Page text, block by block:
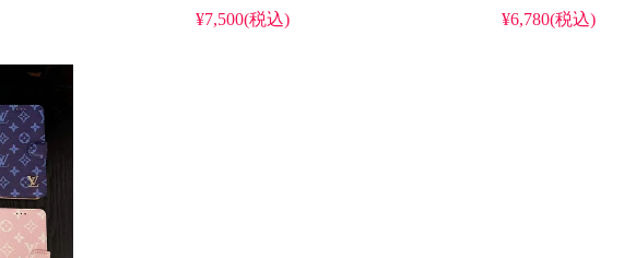
入り、カード収納完備の斜めがけ可能
¥7,500(税込) ¥6,780(税込)